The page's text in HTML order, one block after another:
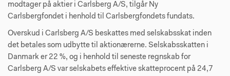
modtager på aktier i Carlsberg A/S, tilgår Ny
Carlsbergfondet i henhold til Carlsbergfondets fundats.
Overskud i Carlsberg A/S beskattes med selskabsskat inden
det betales som udbytte til aktionærerne. Selskabsskatten i
Danmark er 22 %, og i henhold til seneste regnskab for
Carlsberg A/S var selskabets effektive skatteprocent på 24,7